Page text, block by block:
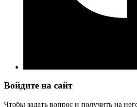
Войдите на сайт
Чтобы задать вопрос и получить на